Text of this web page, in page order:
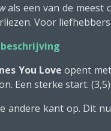
als een van de meest
Voor
You Love opent
Een sterke start. (3,5)
andere kant op. Dit